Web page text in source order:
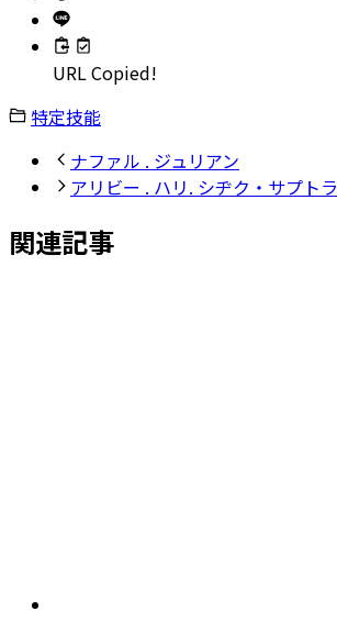
URL Copied!
特定技能
ナファル . ジュリアン
アリビー . ハリ. シヂク・サプトラ
関連記事